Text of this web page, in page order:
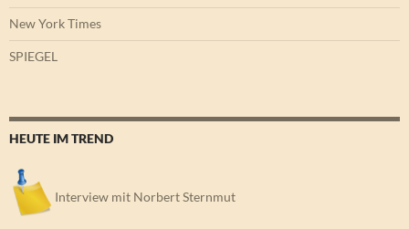
New York Times
SPIEGEL
HEUTE IM TREND
Interview mit Norbert Sternmut